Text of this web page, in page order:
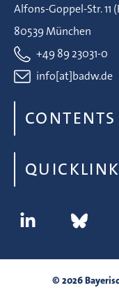
Alfons-Goppel-Str. 11
80539 München
+49 89 23031-0
info[at]badw.de
CONTENTS
© 2026